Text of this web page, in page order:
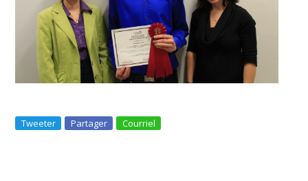
Tweeter Partager Courriel